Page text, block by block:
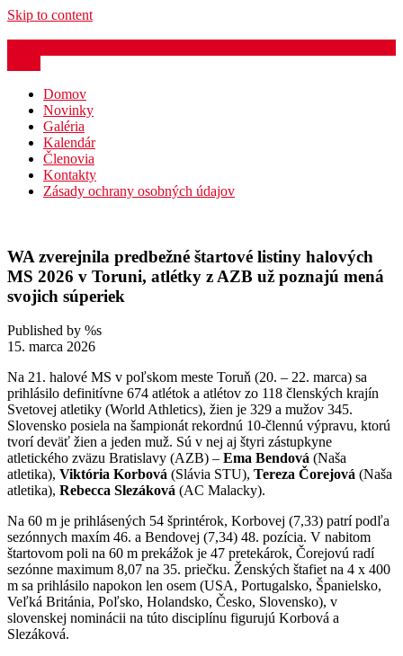
Skip to content
Domov
Novinky
Galéria
Kalendár
Členovia
Kontakty
Zásady ochrany osobných údajov
WA zverejnila predbežné štartové listiny halových
MS 2026 v Toruni, atlétky z AZB už poznajú mená
svojich súperiek
Published by %s
15. marca 2026
Na 21. halové MS v poľskom meste Toruň (20. – 22. marca) sa
prihlásilo definitívne 674 atlétok a atlétov zo 118 členských krajín
Svetovej atletiky (World Athletics), žien je 329 a mužov 345.
Slovensko posiela na šampionát rekordnú 10-člennú výpravu, ktorú
tvorí deväť žien a jeden muž. Sú v nej aj štyri zástupkyne
atletického zväzu Bratislavy (AZB) – Ema Bendová (Naša
atletika), Viktória Korbová (Slávia STU), Tereza Čorejová (Naša
atletika), Rebecca Slezáková (AC Malacky).
Na 60 m je prihlásených 54 šprintérok, Korbovej (7,33) patrí podľa
sezónnych maxím 46. a Bendovej (7,34) 48. pozícia. V nabitom
štartovom poli na 60 m prekážok je 47 pretekárok, Čorejovú radí
sezónne maximum 8,07 na 35. priečku. Ženských štafiet na 4 x 400
m sa prihlásilo napokon len osem (USA, Portugalsko, Španielsko,
Veľká Británia, Poľsko, Holandsko, Česko, Slovensko), v
slovenskej nominácii na túto disciplínu figurujú Korbová a
Slezáková.